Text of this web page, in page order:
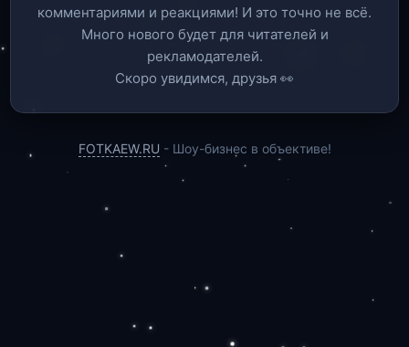
комментариями и реакциями! И это точно не всё.
Много нового будет для читателей и
рекламодателей.
Скоро увидимся, друзья 👀
FOTKAEW.RU - Шоу-бизнес в объективе!